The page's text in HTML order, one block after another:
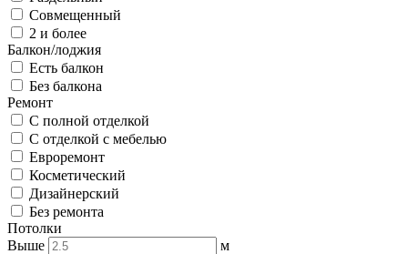
Совмещенный
2 и более
Балкон/лоджия
Есть балкон
Без балкона
Ремонт
С полной отделкой
С отделкой с мебелью
Евроремонт
Косметический
Дизайнерский
Без ремонта
Потолки
Выше
м